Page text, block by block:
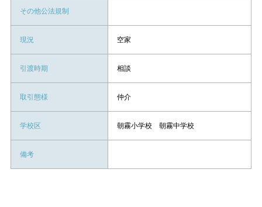
その他公法規制
現況 空家
引渡時期 相談
取引態様 仲介
学校区 朝霧小学校 朝霧中学校
備考